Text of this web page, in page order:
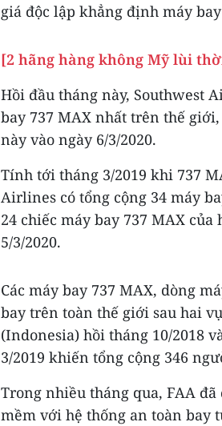
giá độc lập khẳng định máy
[2 hãng hàng không Mỹ lùi
Hồi đầu tháng này, Southwest
bay 737 MAX nhất trên thế
này vào ngày 6/3/2020.
Tính tới tháng 3/2019 khi 737
Airlines có tổng cộng 34 máy
24 chiếc máy bay 737 MAX
5/3/2020.
Các máy bay 737 MAX, dòng
bay trên toàn thế giới sau hai
(Indonesia) hồi tháng 10/2018
3/2019 khiến tổng cộng 346
Trong nhiều tháng qua, FAA
mềm với hệ thống an toàn bay